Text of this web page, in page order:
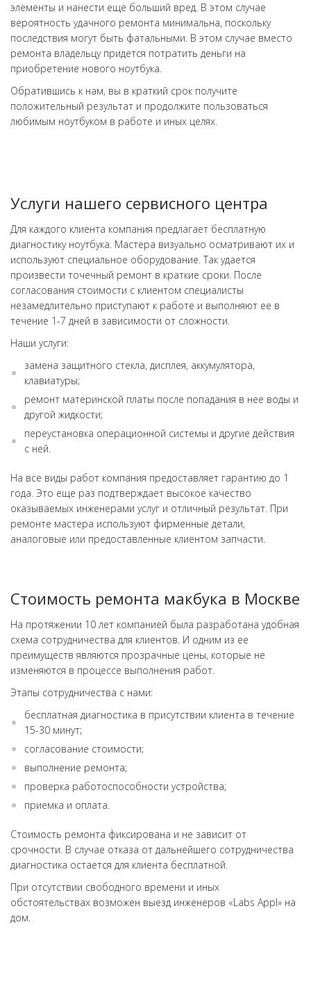
элементы и нанести еще больший вред. В этом случае
вероятность удачного ремонта минимальна, поскольку
последствия могут быть фатальными. В этом случае вместо
ремонта владельцу придется потратить деньги на
приобретение нового ноутбука.
Обратившись к нам, вы в краткий срок получите
положительный результат и продолжите пользоваться
любимым ноутбуком в работе и иных целях.
Услуги нашего сервисного центра
Для каждого клиента компания предлагает бесплатную
диагностику ноутбука. Мастера визуально осматривают их и
используют специальное оборудование. Так удается
произвести точечный ремонт в краткие сроки. После
согласования стоимости с клиентом специалисты
незамедлительно приступают к работе и выполняют ее в
течение 1-7 дней в зависимости от сложности.
Наши услуги:
замена защитного стекла, дисплея, аккумулятора,
клавиатуры;
ремонт материнской платы после попадания в нее воды и
другой жидкости;
переустановка операционной системы и другие действия
с ней.
На все виды работ компания предоставляет гарантию до 1
года. Это еще раз подтверждает высокое качество
оказываемых инженерами услуг и отличный результат. При
ремонте мастера используют фирменные детали,
аналоговые или предоставленные клиентом запчасти.
Стоимость ремонта макбука в Москве
На протяжении 10 лет компанией была разработана удобная
схема сотрудничества для клиентов. И одним из ее
преимуществ являются прозрачные цены, которые не
изменяются в процессе выполнения работ.
Этапы сотрудничества с нами:
бесплатная диагностика в присутствии клиента в течение
15-30 минут;
согласование стоимости;
выполнение ремонта;
проверка работоспособности устройства;
приемка и оплата.
Стоимость ремонта фиксирована и не зависит от
срочности. В случае отказа от дальнейшего сотрудничества
диагностика остается для клиента бесплатной.
При отсутствии свободного времени и иных
обстоятельствах возможен выезд инженеров «Labs Appl» на
дом.